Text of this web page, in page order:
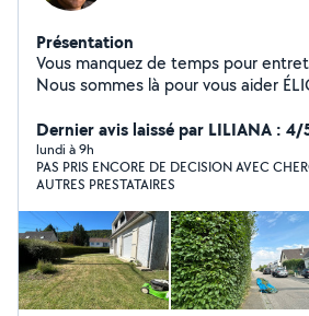
Présentation
Vous manquez de temps pour
Nous sommes là pour vous aider ÉLIGIBLE AU CRÉDIT
Débroussaillage Entretien régulier ou ponctuel Petits
travaux de jardinage Sérieux, réactivité et travail soigné
sont nos priorités. Que ce soit pour
ou une intervention occasionnelle,
en œuvre pour que vos extérieurs
agréables toute l'année.
Dernier avis laissé par LILIANA : 4/
lundi à 9h
PAS PRIS ENCORE DE DECISION AVEC
AUTRES PRESTATAIRES